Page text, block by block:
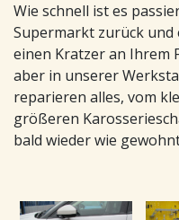
Wie schnell ist es
Supermarkt zurück und
einen Kratzer an Ihrem
aber in unserer
reparieren alles, vom
größeren
bald wieder wie